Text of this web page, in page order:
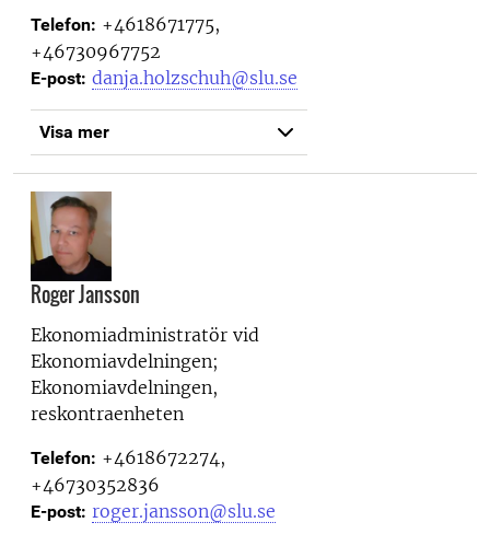
Telefon: +4618671775,
+46730967752
E-post: danja.holzschuh@slu.se
Visa mer
Roger Jansson
Ekonomiadministratör vid
Ekonomiavdelningen;
Ekonomiavdelningen,
reskontraenheten
Telefon: +4618672274,
+46730352836
E-post: roger.jansson@slu.se